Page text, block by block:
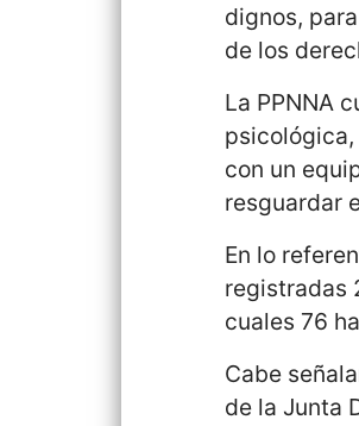
dignos,
de los
La PPNNA
con un
resguardar
En lo
registradas
cuales 76
Cabe
de la Junta